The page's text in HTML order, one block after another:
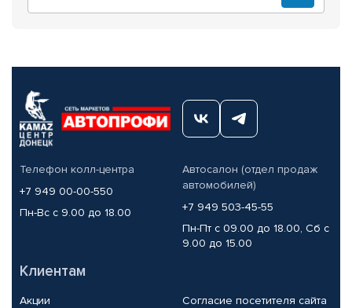
Телефон колл-центра
+7 949 00-00-550
Пн-Вс с 9.00 до 18.00
Автосалон (отдел продаж
автомобилей)
+7 949 503-45-55
Пн-Пт с 09.00 до 18.00, Сб с
9.00 до 15.00
Клиентам
Акции
Согласие посетителя сайта